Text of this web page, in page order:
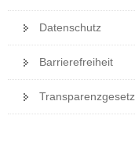
Datenschutz
Barrierefreiheit
Transparenzgesetz